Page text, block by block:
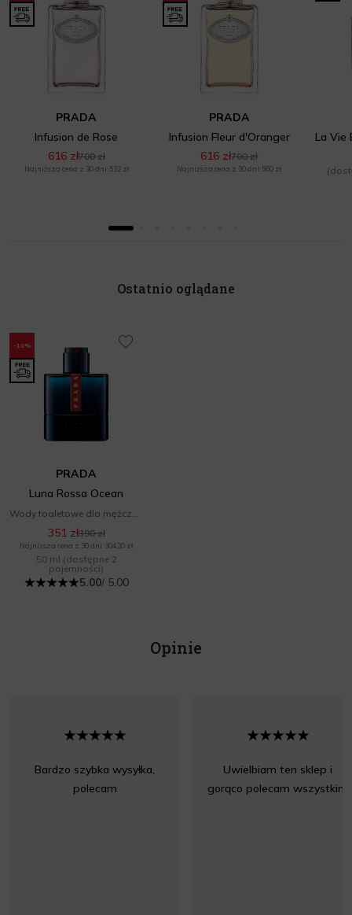
PRADA
Infusion de Rose
616 zł700 zł
Najniższa cena z 30 dni: 532 zł
PRADA
Infusion Fleur d'Oranger
616 zł700 zł
Najniższa cena z 30 dni: 560 zł
Ostatnio oglądane
-10%
PRADA
Luna Rossa Ocean
351 zł390 zł
Najniższa cena z 30 dni: 304,20 zł
50 ml (dostępne 2
pojemności)
5.00/ 5.00
Opinie
Bardzo szybka wysyłka,
polecam
Uwielbiam ten sklep i
gorąco polecam wszystkim